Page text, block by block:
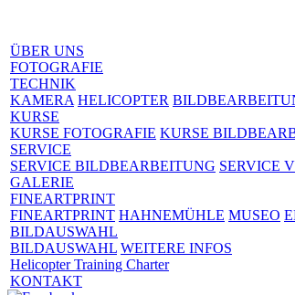
ÜBER UNS
FOTOGRAFIE
TECHNIK
KAMERA HELICOPTER
KURSE
KURSE FOTOGRAFIE KURSE
SERVICE
SERVICE BILDBEARBEITUNG SERVICE
GALERIE
FINEARTPRINT
FINEARTPRINT HAHNEMÜHLE MUSEO
BILDAUSWAHL
BILDAUSWAHL WEITERE INFOS
Helicopter Training Charter
KONTAKT